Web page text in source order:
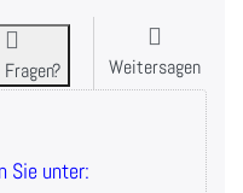
Fragen? Weitersagen
Sie unter: